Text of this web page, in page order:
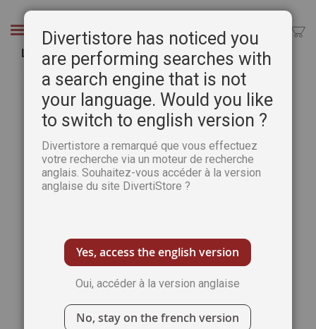
Chercher
Les guerres mondiales
Passer
galerie
d’images
Divertistore has noticed you
are performing searches with
a search engine that is not
your language. Would you like
to switch to english version ?
Divertistore a remarqué que vous effectuez
votre recherche via un moteur de recherche
anglais. Souhaitez-vous accéder à la version
anglaise du site DivertiStore ?
Yes, access the english version
Oui, accéder à la version anglaise
No, stay on the french version